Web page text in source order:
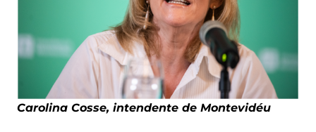
Carolina Cosse, intendente de Montevidéu